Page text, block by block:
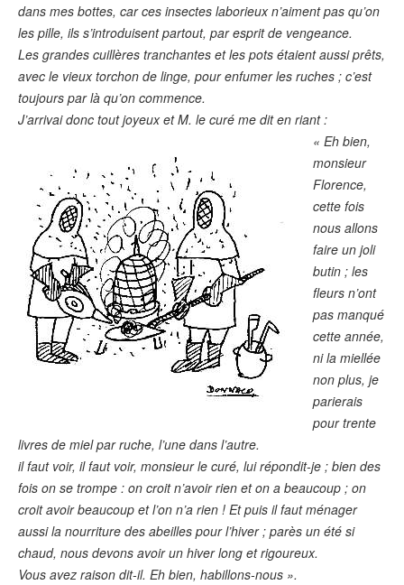
dans mes bottes, car ces insectes laborieux n’aiment pas qu’on
les pille, ils s’introduisent partout, par esprit de vengeance.
Les grandes cuillères tranchantes et les pots étaient aussi prêts,
avec le vieux torchon de linge, pour enfumer les ruches ; c’est
toujours par là qu’on commence.
J’arrivai donc tout joyeux et M. le curé me dit en riant :
« Eh bien,
monsieur
Florence,
cette fois
nous allons
faire un joli
butin ; les
fleurs n’ont
pas manqué
cette année,
ni la miellée
non plus, je
parierais
pour trente
livres de miel par ruche, l’une dans l’autre.
il faut voir, il faut voir, monsieur le curé, lui répondit-je ; bien des
fois on se trompe : on croit n’avoir rien et on a beaucoup ; on
croit avoir beaucoup et l’on n’a rien ! Et puis il faut ménager
aussi la nourriture des abeilles pour l’hiver ; parès un été si
chaud, nous devons avoir un hiver long et rigoureux.
Vous avez raison dit-il. Eh bien, habillons-nous ».